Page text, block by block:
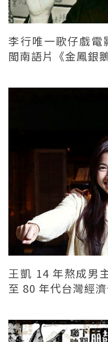
李行唯一歌仔戲電
閩南語片《金鳳銀鵝
王凱 14 年熬成男
至 80 年代台灣經